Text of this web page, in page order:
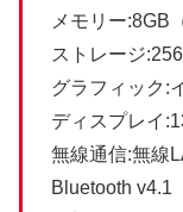
メモリー:8GB
ストレージ
グラフィック:
ディスプレイ
無線通信:無線
Bluetooth v4.1